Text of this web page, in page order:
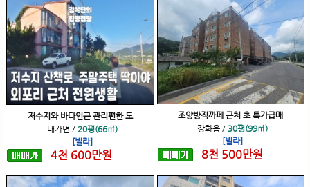
저수지와 바다인근 관리편한 도
내가면 / 20평(66㎡)
[빌라]
4천 600만원
조양방직까페 근처 초 특가급매
강화읍 / 30평(99㎡)
[빌라]
8천 500만원